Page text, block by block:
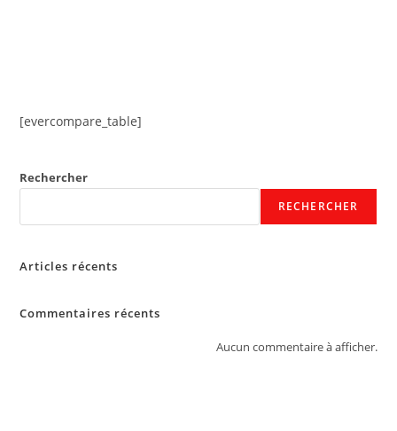
[evercompare_table]
Rechercher
RECHERCHER
Articles récents
Commentaires récents
Aucun commentaire à afficher.